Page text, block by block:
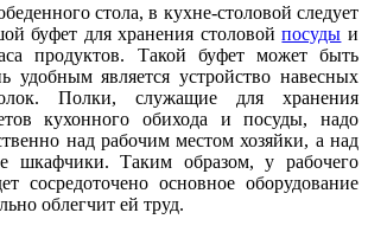
стола, в кухне-столовой следует
буфет для хранения столовойпосуды и
продуктов. Такой буфет может быть
удобным является устройство навесных
Полки, служащие для хранения
кухонного обихода и посуды, надо
над рабочим местом хозяйки, а над
Таким образом, у рабочего
сосредоточено основное оборудование
облегчит ей труд.